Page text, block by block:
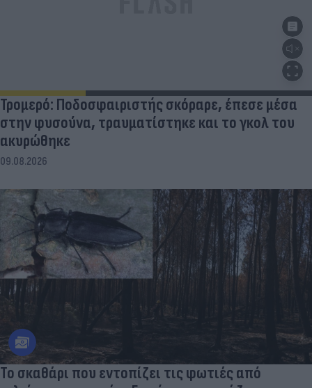
Τρομερό: Ποδοσφαιριστής σκόραρε, έπεσε μέσα
στην φυσούνα, τραυματίστηκε και το γκολ του
ακυρώθηκε
09.08.2026
Το σκαθάρι που εντοπίζει τις φωτιές από